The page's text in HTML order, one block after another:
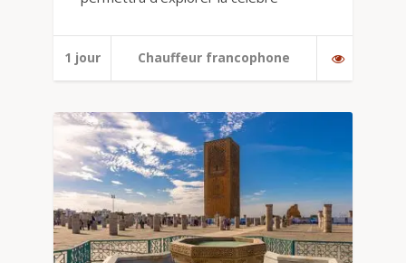
1 jour Chauffeur francophone